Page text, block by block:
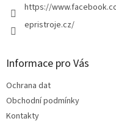
https://
epristroje.cz/
Informace pro Vás
Ochrana dat
Obchodní podmínky
Kontakty